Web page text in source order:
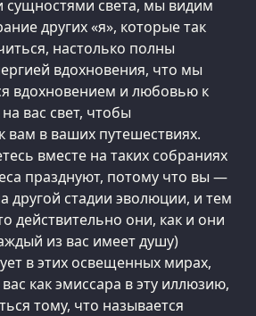
сущностями света, мы видим
других «я», которые так
настолько полны
вдохновения, что мы
вдохновением и любовью к
вас свет, чтобы
вам в ваших путешествиях.
вместе на таких собраниях
празднуют, потому что вы —
другой стадии эволюции, и тем
действительно они, как и они
из вас имеет душу)
в этих освещенных мирах,
как эмиссара в эту иллюзию,
тому, что называется